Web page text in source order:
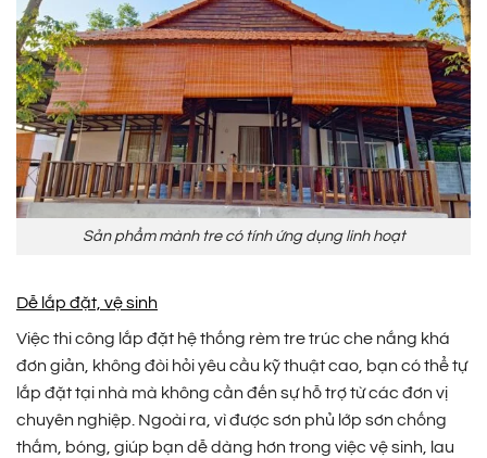
Sản phẩm mành tre có tính ứng dụng linh hoạt
Dễ lắp đặt, vệ sinh
Việc thi công lắp đặt hệ thống rèm tre trúc che nắng khá
đơn giản, không đòi hỏi yêu cầu kỹ thuật cao, bạn có thể tự
lắp đặt tại nhà mà không cần đến sự hỗ trợ từ các đơn vị
chuyên nghiệp. Ngoài ra, vì được sơn phủ lớp sơn chống
thấm, bóng, giúp bạn dễ dàng hơn trong việc vệ sinh, lau